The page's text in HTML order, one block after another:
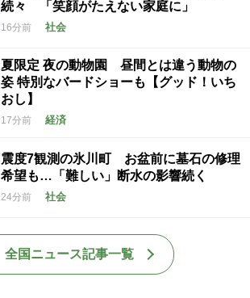
続々 「笑顔がたえない家庭に」
16分前 社会
夏限定 夜の動物園 昼間とは違う動物の
姿 特別なバードショーも【グッド！いち
おし】
17分前 経済
震度7観測の氷川町 お盆前に墓石の修理
希望も…「難しい」断水の影響続く
24分前 社会
全国ニュース記事一覧